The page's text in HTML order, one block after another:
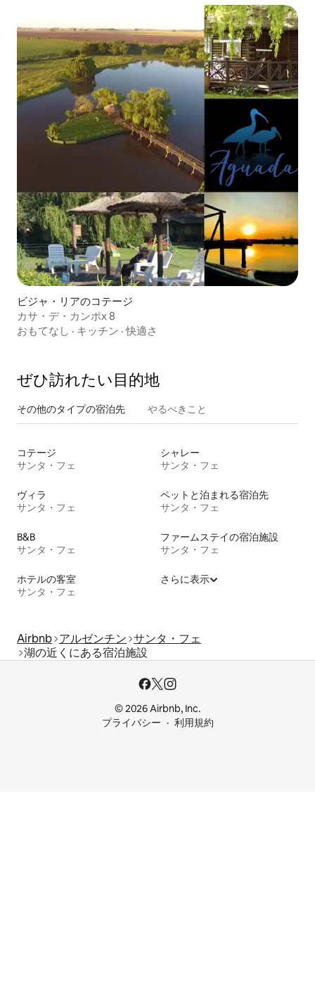
ビジャ・リアのコテージ
カサ・デ・カンポx 8
おもてなし · キッチン ·快適さ
ぜひ訪⁠れ⁠た⁠い目⁠的⁠地
その他のタ⁠イ⁠プ⁠の宿⁠泊⁠先 やるべきこと
コテージ
サンタ・フェ
シャレー
サンタ・フェ
ヴィラ
サンタ・フェ
ペットと泊まれる宿泊先
サンタ・フェ
B&B
サンタ・フェ
ファームステイの宿泊施設
サンタ・フェ
ホテルの客室
サンタ・フェ
さらに表示
Airbnb アルゼンチン サンタ・フェ
湖の近くにある宿泊施設
© 2026 Airbnb, Inc.
プライバシー
利用規約